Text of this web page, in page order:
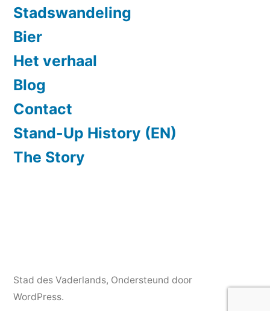
Stadswandeling
Bier
Het verhaal
Blog
Contact
Stand-Up History (EN)
The Story
Stad des Vaderlands, Ondersteund door
WordPress.